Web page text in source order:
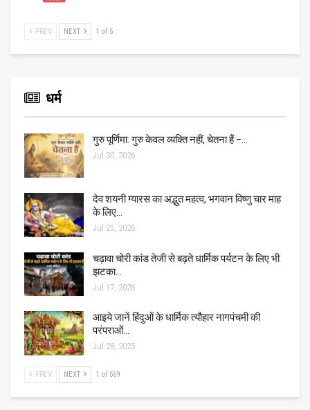
PREV NEXT 1 of 5
धर्म
गुरु पूर्णिमा: गुरु केवल व्यक्ति नहीं, चेतना हैं –…
Jul 30, 2026
देव शयनी ग्यारस का अद्भुत महत्व, भगवान विष्णु चार माह
के लिए…
Jul 25, 2026
चढ़ावा चोरी कांड तेजी से बढ़ते धार्मिक पर्यटन के लिए भी
झटका…
Jul 17, 2026
आइये जानें हिंदुओं के धार्मिक त्यौहार नागपंचमी की
परंपराओं…
Jul 28, 2025
PREV NEXT 1 of 569